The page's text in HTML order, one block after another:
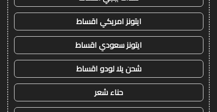
ايتونز امريكي اقساط
ايتونز سعودي اقساط
شحن يلا لودو اقساط
حناء شعر